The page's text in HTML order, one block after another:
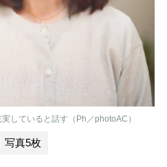
していると話す（Ph／photoAC）
写真5枚